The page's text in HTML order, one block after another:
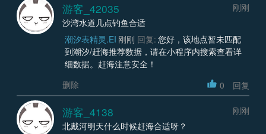
游客_42035
刚刚
沙湾水道几点钓鱼合适
潮汐表精灵.EI 刚刚 回复: 您好，该地点暂未匹配
到潮汐/赶海推荐数据，请在小程序内搜索查看详
细数据。赶海注意安全！
删除
0 回复
游客_4138
刚刚
北戴河明天什么时候赶海合适呀？